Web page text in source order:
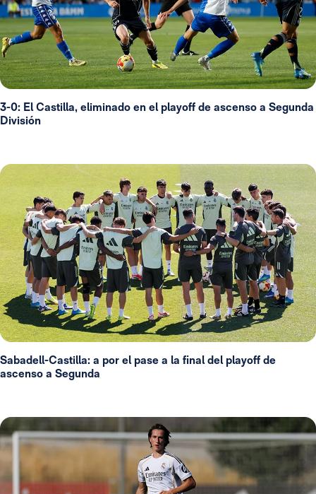
3-0: El Castilla, eliminado en el playoff de ascenso a Segunda
División
Sabadell-Castilla: a por el pase a la final del playoff de
ascenso a Segunda